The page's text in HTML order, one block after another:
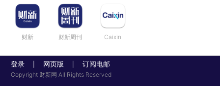
财新 财新周刊 Caixin
登录 网页版 订阅电邮
Copyright 财新网 All Rights Reserved